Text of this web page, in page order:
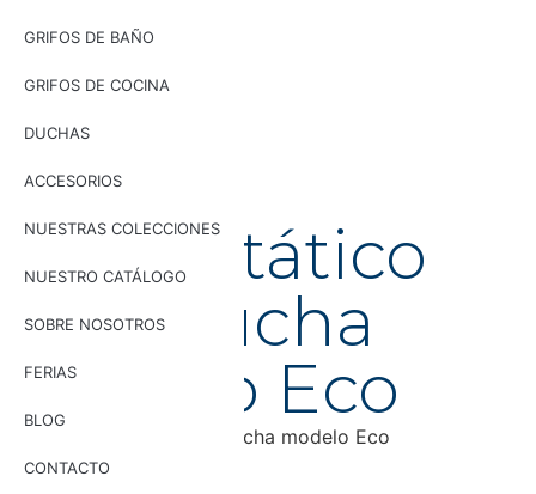
GRIFOS DE BAÑO
GRIFOS DE COCINA
DUCHAS
ACCESORIOS
NUESTRAS COLECCIONES
NUESTRO CATÁLOGO
SOBRE NOSOTROS
FERIAS
BLOG
CONTACTO
UG11008
Grifo
termostático
para ducha
modelo Eco
Grifo termostático para ducha modelo Eco